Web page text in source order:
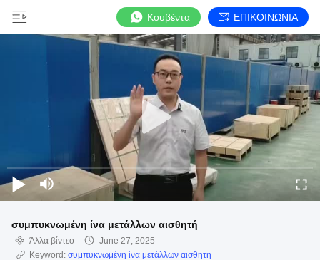
Κουβέντα ΕΠΙΚΟΙΝΩΝΙΑ
συμπυκνωμένη ίνα μετάλλων αισθητή
Άλλα βίντεο
June 27, 2025
Keyword: συμπυκνωμένη ίνα μετάλλων αισθητή